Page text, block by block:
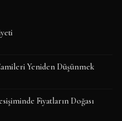
Yeniden Düşünmek
Fiyatların Doğası